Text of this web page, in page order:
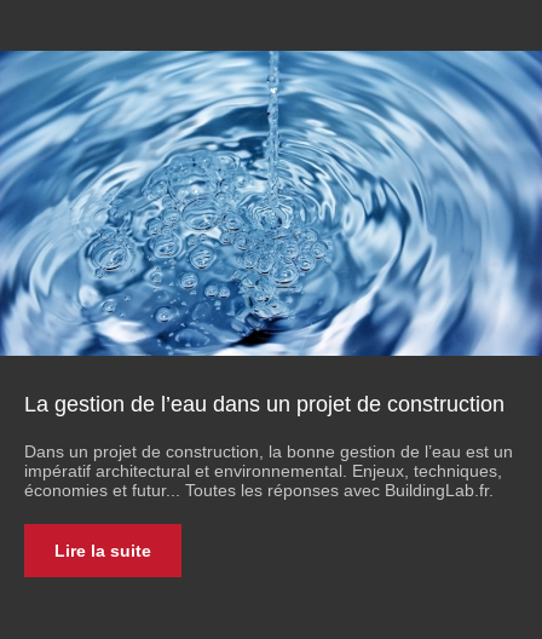
La gestion de l’eau dans un projet de construction
Dans un projet de construction, la bonne gestion de l’eau est un
impératif architectural et environnemental. Enjeux, techniques,
économies et futur... Toutes les réponses avec BuildingLab.fr.
Lire la suite